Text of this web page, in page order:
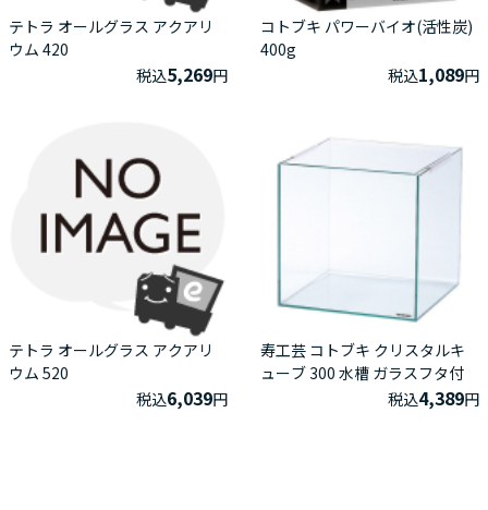
テトラ オールグラス アクアリ
ウム 420
税込5,269円
コトブキ パワーバイオ(活性炭)
400g
税込1,089円
テトラ オールグラス アクアリ
ウム 520
税込6,039円
寿工芸 コトブキ クリスタルキ
ューブ 300 水槽 ガラスフタ付
税込4,389円